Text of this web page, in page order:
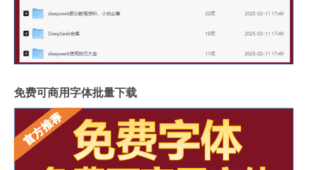
免费可商用字体批量下载